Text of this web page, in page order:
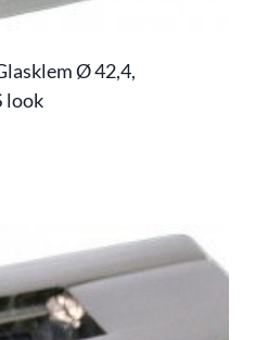
Ø 42,4,
look